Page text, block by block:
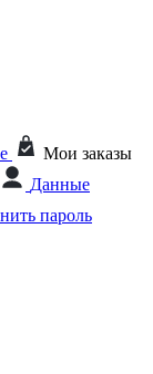
Мои заказы
Данные
пароль